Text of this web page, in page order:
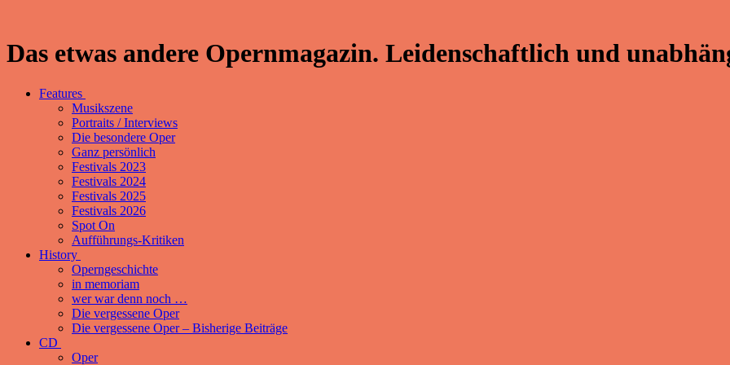
Das etwas andere Opernmagazin. Leidenschaftlich und
Features
Musikszene
Portraits / Interviews
Die besondere Oper
Ganz persönlich
Festivals 2023
Festivals 2024
Festivals 2025
Festivals 2026
Spot On
Aufführungs-Kritiken
History
Operngeschichte
in memoriam
wer war denn noch …
Die vergessene Oper
Die vergessene Oper – Bisherige Beiträge
CD
Oper